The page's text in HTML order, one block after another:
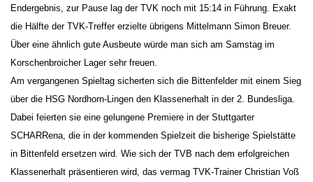
Endergebnis, zur Pause lag der TVK noch mit 15:14 in Führung. Exakt
die Hälfte der TVK-Treffer erzielte übrigens Mittelmann Simon Breuer.
Über eine ähnlich gute Ausbeute würde man sich am Samstag im
Korschenbroicher Lager sehr freuen.
Am vergangenen Spieltag sicherten sich die Bittenfelder mit einem Sieg
über die HSG Nordhorn-Lingen den Klassenerhalt in der 2. Bundesliga.
Dabei feierten sie eine gelungene Premiere in der Stuttgarter
SCHARRena, die in der kommenden Spielzeit die bisherige Spielstätte
in Bittenfeld ersetzen wird. Wie sich der TVB nach dem erfolgreichen
Klassenerhalt präsentieren wird, das vermag TVK-Trainer Christian Voß